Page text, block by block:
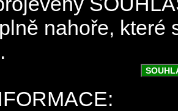
nahoře, které